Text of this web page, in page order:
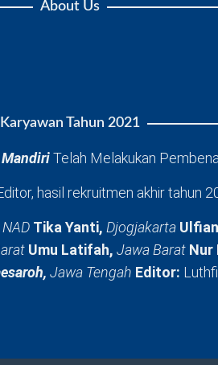
About Us
Karyawan Tahun 2021
MandiriTelah Melakukan
hasil rekruitmen akhir tahun
NAD Tika Yanti, Djogjakarta
Umu Latifah, Jawa Barat Nur
Jawa Tengah Editor: